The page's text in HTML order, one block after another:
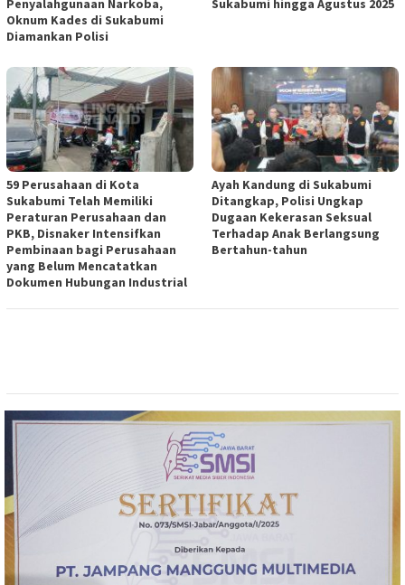
Penyalahgunaan Narkoba,
Oknum Kades di Sukabumi
Diamankan Polisi
Sukabumi hingga Agustus 2025
59 Perusahaan di Kota
Sukabumi Telah Memiliki
Peraturan Perusahaan dan
PKB, Disnaker Intensifkan
Pembinaan bagi Perusahaan
yang Belum Mencatatkan
Dokumen Hubungan Industrial
Ayah Kandung di Sukabumi
Ditangkap, Polisi Ungkap
Dugaan Kekerasan Seksual
Terhadap Anak Berlangsung
Bertahun-tahun